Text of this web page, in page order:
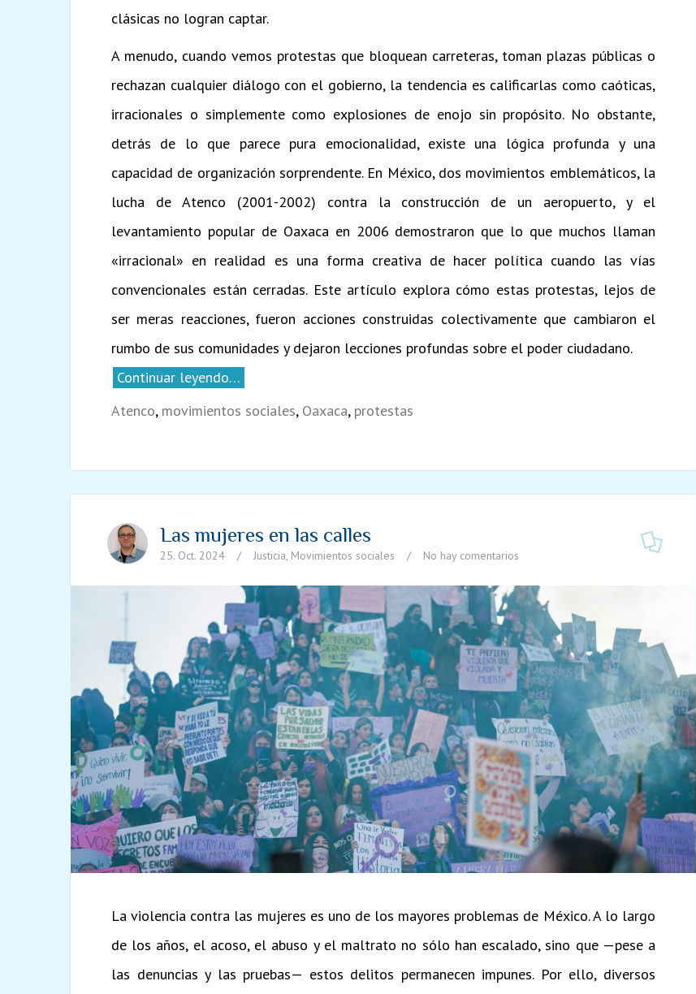
clásicas no logran captar.
A menudo, cuando vemos protestas que bloquean carreteras, toman plazas públicas o
rechazan cualquier diálogo con el gobierno, la tendencia es calificarlas como caóticas,
irracionales o simplemente como explosiones de enojo sin propósito. No obstante,
detrás de lo que parece pura emocionalidad, existe una lógica profunda y una
capacidad de organización sorprendente. En México, dos movimientos emblemáticos, la
lucha de Atenco (2001-2002) contra la construcción de un aeropuerto, y el
levantamiento popular de Oaxaca en 2006 demostraron que lo que muchos llaman
«irracional» en realidad es una forma creativa de hacer política cuando las vías
convencionales están cerradas. Este artículo explora cómo estas protestas, lejos de
ser meras reacciones, fueron acciones construidas colectivamente que cambiaron el
rumbo de sus comunidades y dejaron lecciones profundas sobre el poder ciudadano.
Continuar leyendo…
Atenco, movimientos sociales, Oaxaca, protestas
Las mujeres en las calles
25. Oct. 2024 / Justicia, Movimientos sociales / No hay comentarios
La violencia contra las mujeres es uno de los mayores problemas de México. A lo largo
de los años, el acoso, el abuso y el maltrato no sólo han escalado, sino que —pese a
las denuncias y las pruebas— estos delitos permanecen impunes. Por ello, diversos